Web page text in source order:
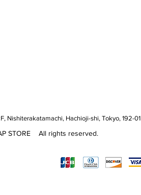
Hachioji-shi, Tokyo,
STORE All rights reserved.